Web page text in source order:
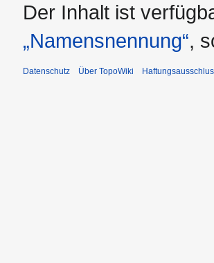
Der Inhalt ist
„Namensnennung“,
Datenschutz Über TopoWiki